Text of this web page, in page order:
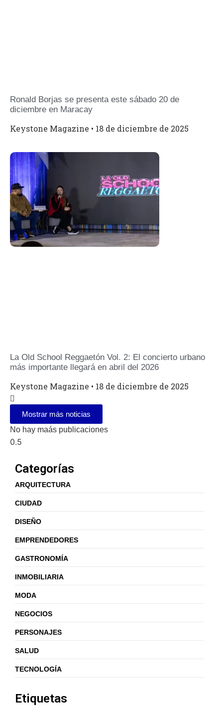
Ronald Borjas se presenta este sábado 20 de
diciembre en Maracay
Keystone Magazine 18 de diciembre de 2025
La Old School Reggaetón Vol. 2: El concierto urbano
más importante llegará en abril del 2026
Keystone Magazine 18 de diciembre de 2025
Mostrar más noticias
No hay maás publicaciones
Categorías
ARQUITECTURA
CIUDAD
DISEÑO
EMPRENDEDORES
GASTRONOMÍA
INMOBILIARIA
MODA
NEGOCIOS
PERSONAJES
SALUD
TECNOLOGÍA
Etiquetas